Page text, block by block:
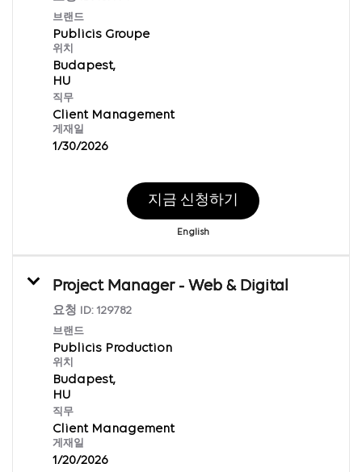
브랜드
Publicis Groupe
위치
Budapest,
직무
Client Management
게재일
1/30/2026
지금 신청하기
English
Project Manager - Web & Digital
요청 ID: 129782
브랜드
Publicis Production
위치
Budapest,
직무
Client Management
게재일
1/20/2026